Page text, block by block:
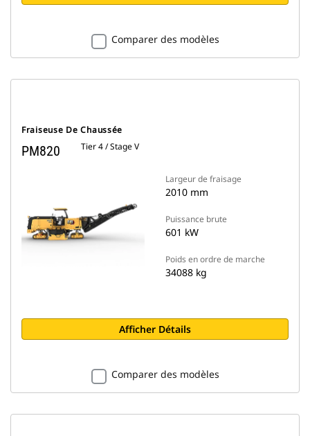
Comparer des modèles
Fraiseuse De Chaussée
PM820 Tier 4 / Stage V
Largeur de fraisage
2010 mm
Puissance brute
601 kW
Poids en ordre de marche
34088 kg
Afficher Détails
Comparer des modèles